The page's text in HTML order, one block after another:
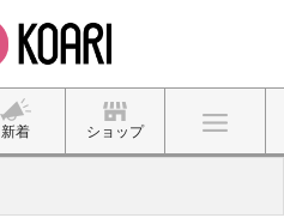
新着 ショップ